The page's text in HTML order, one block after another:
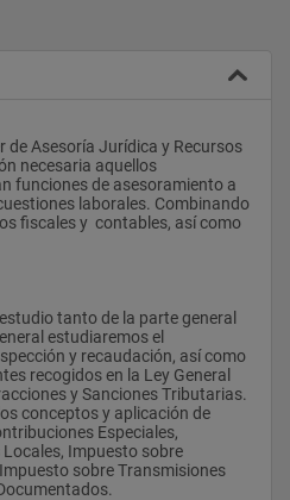
necesaria aquellos
funciones de asesoramiento a
laborales. Combinando
fiscales y  contables, así como
tanto de la parte general
estudiaremos el
y recaudación, así como
recogidos en la Ley General
y Sanciones Tributarias.
conceptos y aplicación de
Especiales,
Impuesto sobre
sobre Transmisiones